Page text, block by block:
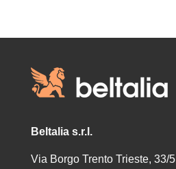
Beltalia s.r.l.
Via Borgo Trento Trieste, 33/5